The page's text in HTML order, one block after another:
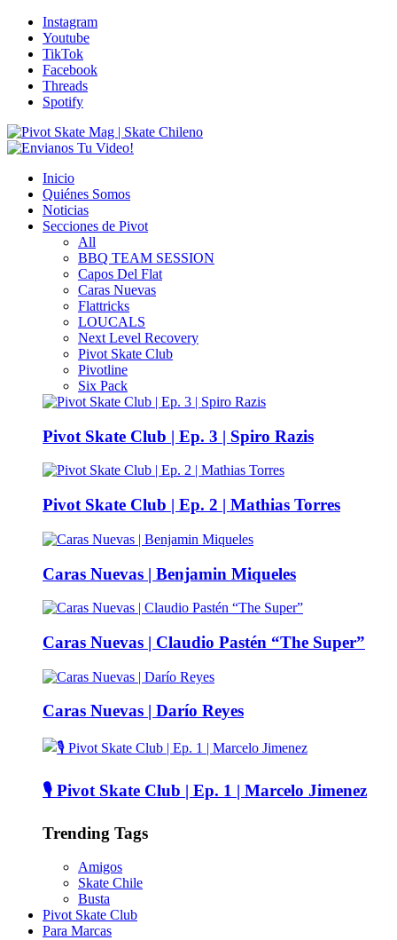
Instagram
Youtube
TikTok
Facebook
Threads
Spotify
Inicio
Quiénes Somos
Noticias
Secciones de Pivot
All
BBQ TEAM SESSION
Capos Del Flat
Caras Nuevas
Flattricks
LOUCALS
Next Level Recovery
Pivot Skate Club
Pivotline
Six Pack
Pivot Skate Club | Ep. 3 | Spiro Razis
Pivot Skate Club | Ep. 2 | Mathias Torres
Caras Nuevas | Benjamin Miqueles
Caras Nuevas | Claudio Pastén “The Super”
Caras Nuevas | Darío Reyes
🎙️ Pivot Skate Club | Ep. 1 | Marcelo Jimenez
Trending Tags
Amigos
Skate Chile
Busta
Pivot Skate Club
Para Marcas